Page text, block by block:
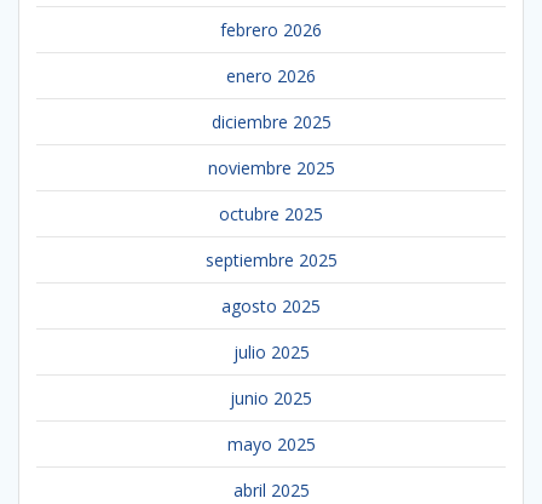
febrero 2026
enero 2026
diciembre 2025
noviembre 2025
octubre 2025
septiembre 2025
agosto 2025
julio 2025
junio 2025
mayo 2025
abril 2025